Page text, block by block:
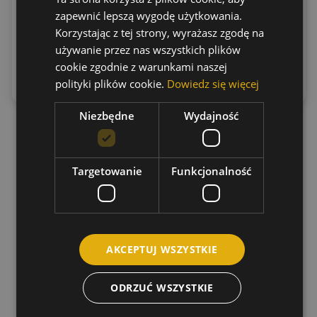
140.18zł (brutto)
Dowiedz
się więcej
48.12zł
Dowiedz
się więcej
zapewnić lepszą wygodę użytkowania.
Korzystając z tej strony, wyrażasz zgodę na
używanie przez nas wszystkich plików
cookie zgodnie z warunkami naszej
polityki plików cookie. Dowiedz się więcej
Niezbędne Wydajność
Targetowanie Funkcjonalność
AKCEPTUJ WSZYSTKIE
ODRZUĆ WSZYSTKIE